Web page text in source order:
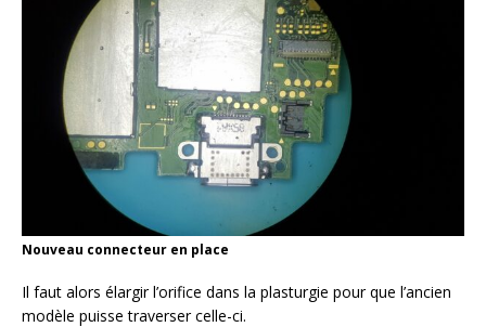
Nouveau connecteur en place
Il faut alors élargir l’orifice dans la plasturgie pour que l’ancien
modèle puisse traverser celle-ci.